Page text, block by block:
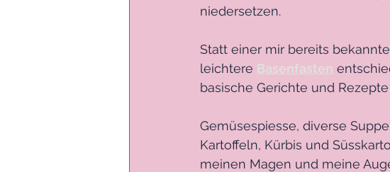
niedersetzen.
Statt einer mir bereits
leichtere Basenfasten
basische Gerichte und
Gemüsespiesse, diverse
Kartoffeln, Kürbis und
meinen Magen und meine